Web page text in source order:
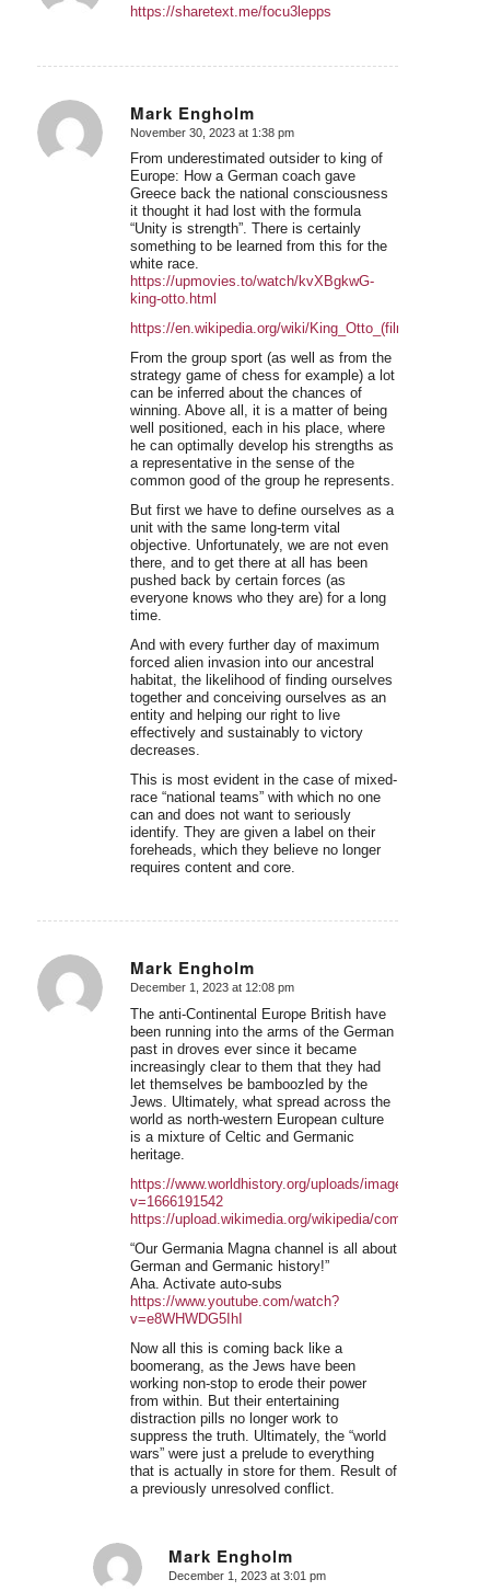
https://sharetext.me/focu3lepps
Mark Engholm
says:
November 30, 2023 at 1:38 pm
From underestimated outsider to king of
Europe: How a German coach gave
Greece back the national consciousness
it thought it had lost with the formula
“Unity is strength”. There is certainly
something to be learned from this for the
white race.
https://upmovies.to/watch/kvXBgkwG-
king-otto.html
https://en.wikipedia.org/wiki/King_Otto_(film)
From the group sport (as well as from the
strategy game of chess for example) a lot
can be inferred about the chances of
winning. Above all, it is a matter of being
well positioned, each in his place, where
he can optimally develop his strengths as
a representative in the sense of the
common good of the group he represents.
But first we have to define ourselves as a
unit with the same long-term vital
objective. Unfortunately, we are not even
there, and to get there at all has been
pushed back by certain forces (as
everyone knows who they are) for a long
time.
And with every further day of maximum
forced alien invasion into our ancestral
habitat, the likelihood of finding ourselves
together and conceiving ourselves as an
entity and helping our right to live
effectively and sustainably to victory
decreases.
This is most evident in the case of mixed-
race “national teams” with which no one
can and does not want to seriously
identify. They are given a label on their
foreheads, which they believe no longer
requires content and core.
Mark Engholm
says:
December 1, 2023 at 12:08 pm
The anti-Continental Europe British have
been running into the arms of the German
past in droves ever since it became
increasingly clear to them that they had
let themselves be bamboozled by the
Jews. Ultimately, what spread across the
world as north-western European culture
is a mixture of Celtic and Germanic
heritage.
https://www.worldhistory.org/uploads/images/3687.jpg?
v=1666191542
https://upload.wikimedia.org/wikipedia/commons/f/f8/
“Our Germania Magna channel is all about
German and Germanic history!”
Aha. Activate auto-subs
https://www.youtube.com/watch?
v=e8WHWDG5IhI
Now all this is coming back like a
boomerang, as the Jews have been
working non-stop to erode their power
from within. But their entertaining
distraction pills no longer work to
suppress the truth. Ultimately, the “world
wars” were just a prelude to everything
that is actually in store for them. Result of
a previously unresolved conflict.
Mark Engholm
says:
December 1, 2023 at 3:01 pm